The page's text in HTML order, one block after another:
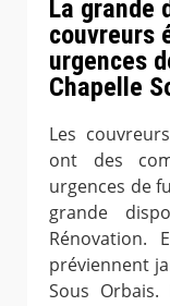
La grande
couvreurs
urgences
Chapelle
Les
ont des
urgences de
grande
préviennent
Sous